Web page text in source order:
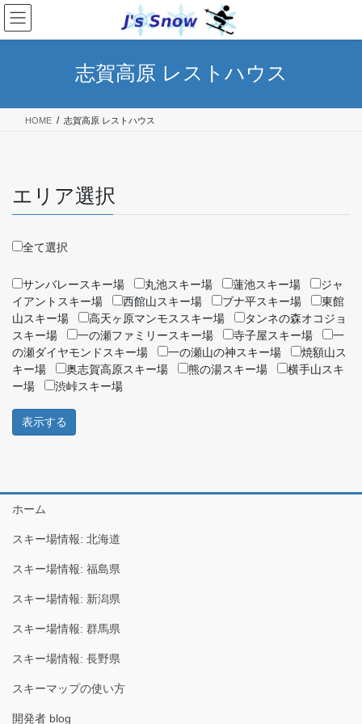
コ
ン
テ
ス
ナ
ビ
ゲ
ン
志賀高原 レストハウス
HOME 志賀高原 レストハウス
エリア選択
全て選択
サンバレースキー場 丸池スキー場 蓮池スキー場
ジャ
イアントスキー場
西館山スキー場 ブナ平スキー場
東館
山スキー場
高天ヶ原マンモススキー場
タンネの森オコジョ
スキー場
一の瀬ファミリースキー場 寺子屋スキー場
一
の瀬ダイヤモンドスキー場
一の瀬山の神スキー場
焼額山ス
キー場
奥志賀高原スキー場 熊の湯スキー場
横手山スキ
ー場
渋峠スキー場
ホーム
スキー場情報: 北海道
スキー場情報: 福島県
スキー場情報: 新潟県
スキー場情報: 群馬県
スキー場情報: 長野県
スキーマップの使い方
開発者 blog